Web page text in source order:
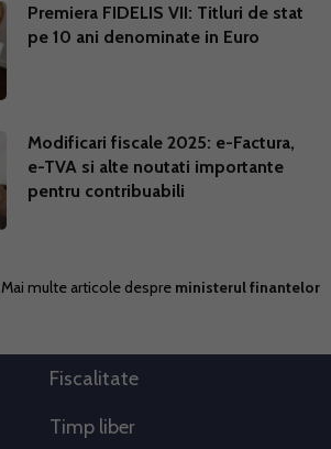
Premiera FIDELIS VII: Titluri de stat
pe 10 ani denominate in Euro
Modificari fiscale 2025: e-Factura,
e-TVA si alte noutati importante
pentru contribuabili
Mai multe articole despre ministerul finantelor
Fiscalitate
Timp liber